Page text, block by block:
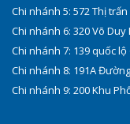
Chi nhánh 5: 572 Thị
Chi nhánh 6: 320 Võ
Chi nhánh 7: 139 quốc
Chi nhánh 8: 191A
Chi nhánh 9: 200 Khu